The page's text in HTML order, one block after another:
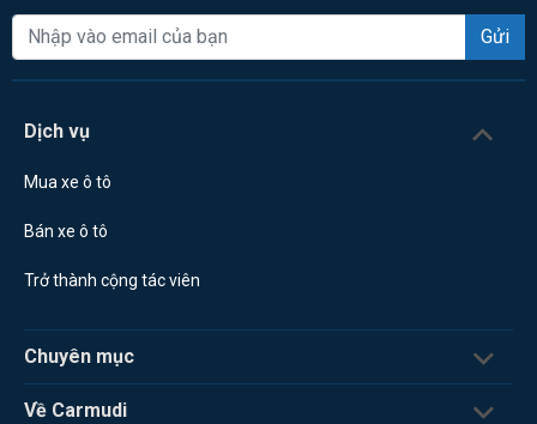
Gửi
Dịch vụ
Mua xe ô tô
Bán xe ô tô
Trở thành cộng tác viên
Chuyên mục
Về Carmudi